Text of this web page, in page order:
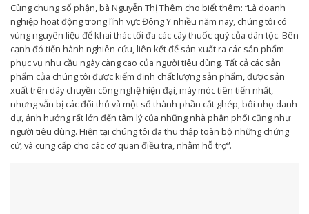
Cùng chung số phận, bà Nguyễn Thị Thêm cho biết thêm: “Là doanh
nghiệp hoạt động trong lĩnh vực Đông Y nhiều năm nay, chúng tôi có
vùng nguyên liệu để khai thác tối đa các cây thuốc quý của dân tộc. Bên
cạnh đó tiến hành nghiên cứu, liên kết để sản xuất ra các sản phẩm
phục vụ nhu cầu ngày càng cao của người tiêu dùng. Tất cả các sản
phẩm của chúng tôi được kiểm định chất lượng sản phẩm, được sản
xuất trên dây chuyền công nghệ hiện đại, máy móc tiên tiến nhất,
nhưng vẫn bị các đối thủ và một số thành phần cắt ghép, bôi nhọ danh
dự, ảnh hưởng rất lớn đến tâm lý của những nhà phân phối cũng như
người tiêu dùng. Hiện tại chúng tôi đã thu thập toàn bộ những chứng
cứ, và cung cấp cho các cơ quan điều tra, nhằm hỗ trợ”.